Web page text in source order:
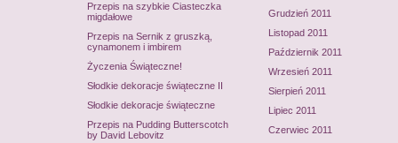
Przepis na szybkie Ciasteczka
migdałowe
Przepis na Sernik z gruszką,
cynamonem i imbirem
Życzenia Świąteczne!
Słodkie dekoracje świąteczne II
Słodkie dekoracje świąteczne
Przepis na Pudding Butterscotch
by David Lebovitz
Grudzień 2011
Listopad 2011
Październik 2011
Wrzesień 2011
Sierpień 2011
Lipiec 2011
Czerwiec 2011